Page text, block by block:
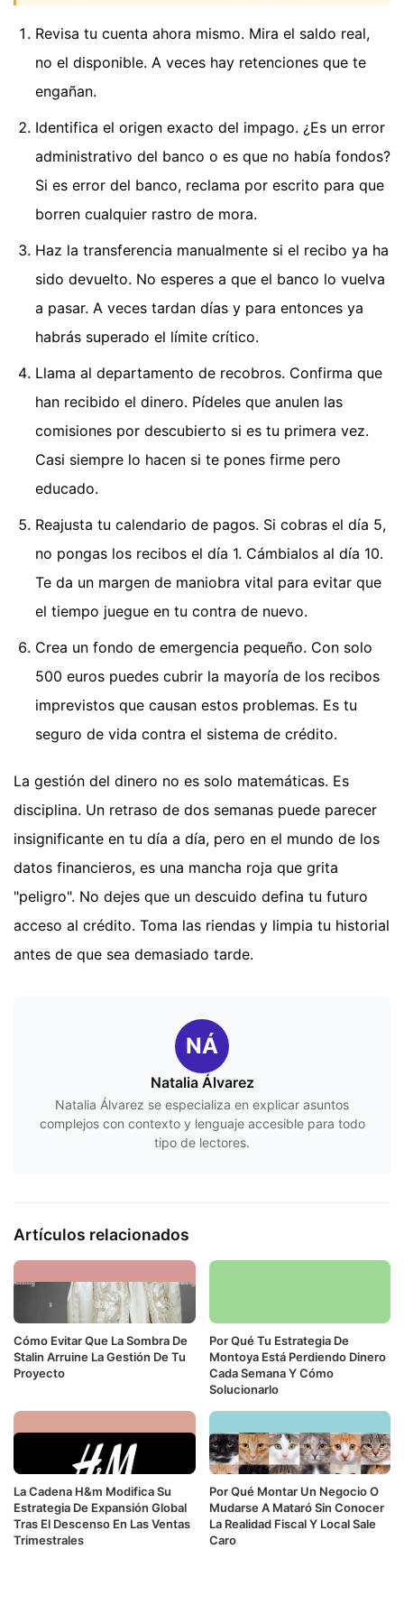
Revisa tu cuenta ahora mismo. Mira el saldo real,
no el disponible. A veces hay retenciones que te
engañan.
Identifica el origen exacto del impago. ¿Es un error
administrativo del banco o es que no había fondos?
Si es error del banco, reclama por escrito para que
borren cualquier rastro de mora.
Haz la transferencia manualmente si el recibo ya ha
sido devuelto. No esperes a que el banco lo vuelva
a pasar. A veces tardan días y para entonces ya
habrás superado el límite crítico.
Llama al departamento de recobros. Confirma que
han recibido el dinero. Pídeles que anulen las
comisiones por descubierto si es tu primera vez.
Casi siempre lo hacen si te pones firme pero
educado.
Reajusta tu calendario de pagos. Si cobras el día 5,
no pongas los recibos el día 1. Cámbialos al día 10.
Te da un margen de maniobra vital para evitar que
el tiempo juegue en tu contra de nuevo.
Crea un fondo de emergencia pequeño. Con solo
500 euros puedes cubrir la mayoría de los recibos
imprevistos que causan estos problemas. Es tu
seguro de vida contra el sistema de crédito.
La gestión del dinero no es solo matemáticas. Es
disciplina. Un retraso de dos semanas puede parecer
insignificante en tu día a día, pero en el mundo de los
datos financieros, es una mancha roja que grita
"peligro". No dejes que un descuido defina tu futuro
acceso al crédito. Toma las riendas y limpia tu historial
antes de que sea demasiado tarde.
NÁ
Natalia Álvarez
Natalia Álvarez se especializa en explicar asuntos
complejos con contexto y lenguaje accesible para todo
tipo de lectores.
Artículos relacionados
Cómo Evitar Que La Sombra De
Stalin Arruine La Gestión De Tu
Proyecto
Por Qué Tu Estrategia De
Montoya Está Perdiendo Dinero
Cada Semana Y Cómo
Solucionarlo
La Cadena H&m Modifica Su
Estrategia De Expansión Global
Tras El Descenso En Las Ventas
Trimestrales
Por Qué Montar Un Negocio O
Mudarse A Mataró Sin Conocer
La Realidad Fiscal Y Local Sale
Caro